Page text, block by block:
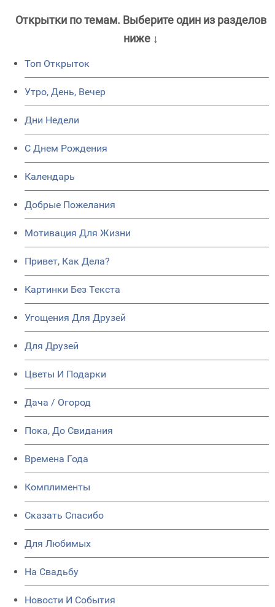
Открытки по темам. Выберите один из разделов
ниже ↓
Топ Открыток
Утро, День, Вечер
Дни Недели
C Днем Рождения
Календарь
Добрые Пожелания
Мотивация Для Жизни
Привет, Как Дела?
Картинки Без Текста
Угощения Для Друзей
Для Друзей
Цветы И Подарки
Дача / Огород
Пока, До Свидания
Времена Года
Комплименты
Сказать Спасибо
Для Любимых
На Свадьбу
Новости И События